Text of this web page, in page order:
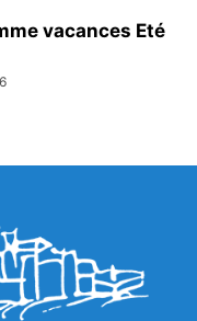
vacances Eté